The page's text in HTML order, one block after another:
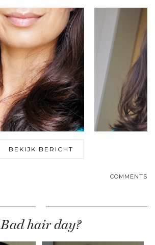
BEKIJK BERICHT
COMMENTS
Bad hair day?